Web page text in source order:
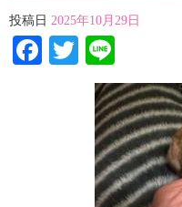
投稿日 2025年10月29日
Facebook
Twitter